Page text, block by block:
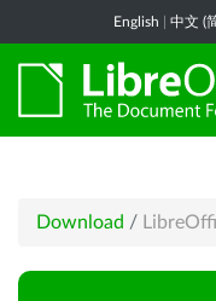
English 中文 (
Download /